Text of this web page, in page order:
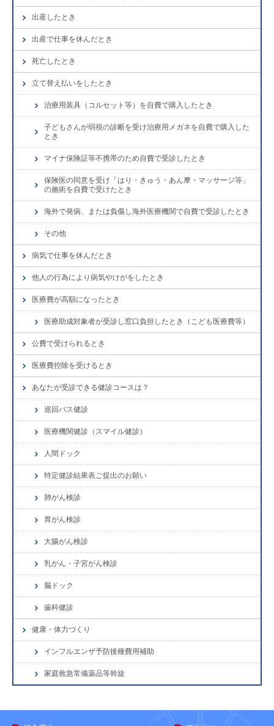
出産したとき
出産で仕事を休んだとき
死亡したとき
立て替え払いをしたとき
治療用装具（コルセット等）を自費で購入したとき
子どもさんが弱視の診断を受け治療用メガネを自費で購入した
とき
マイナ保険証等不携帯のため自費で受診したとき
保険医の同意を受け「はり・きゅう・あん摩・マッサージ等」
の施術を自費で受けたとき
海外で発病、または負傷し海外医療機関で自費で受診したとき
その他
病気で仕事を休んだとき
他人の行為により病気やけがをしたとき
医療費が高額になったとき
医療助成対象者が受診し窓口負担したとき（こども医療費等）
公費で受けられるとき
医療費控除を受けるとき
あなたが受診できる健診コースは？
巡回バス健診
医療機関健診（スマイル健診）
人間ドック
特定健診結果表ご提出のお願い
肺がん検診
胃がん検診
大腸がん検診
乳がん・子宮がん検診
脳ドック
歯科健診
健康・体力づくり
インフルエンザ予防接種費用補助
家庭救急常備薬品等斡旋